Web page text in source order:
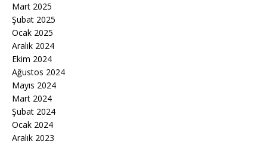
Mart 2025
Şubat 2025
Ocak 2025
Aralık 2024
Ekim 2024
Ağustos 2024
Mayıs 2024
Mart 2024
Şubat 2024
Ocak 2024
Aralık 2023